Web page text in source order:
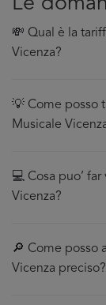
Le
💸 Qual è la
Vicenza?
💡 Come posso
Musicale
💻 Cosa puo’
Vicenza?
🔎 Come posso
Vicenza preciso?